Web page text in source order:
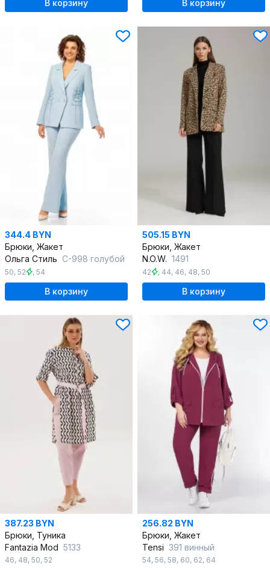
В корзину В корзину
344.4 BYN
Брюки, Жакет
Ольга Стиль С-998 голубой
50, 52 , 54
В корзину
505.15 BYN
Брюки, Жакет
N.O.W. 1491
42 , 44, 46, 48, 50
В корзину
387.23 BYN
Брюки, Туника
Fantazia Mod 5133
46, 48, 50, 52
256.82 BYN
Брюки, Жакет
Tensi 391 винный
54, 56, 58, 60, 62, 64